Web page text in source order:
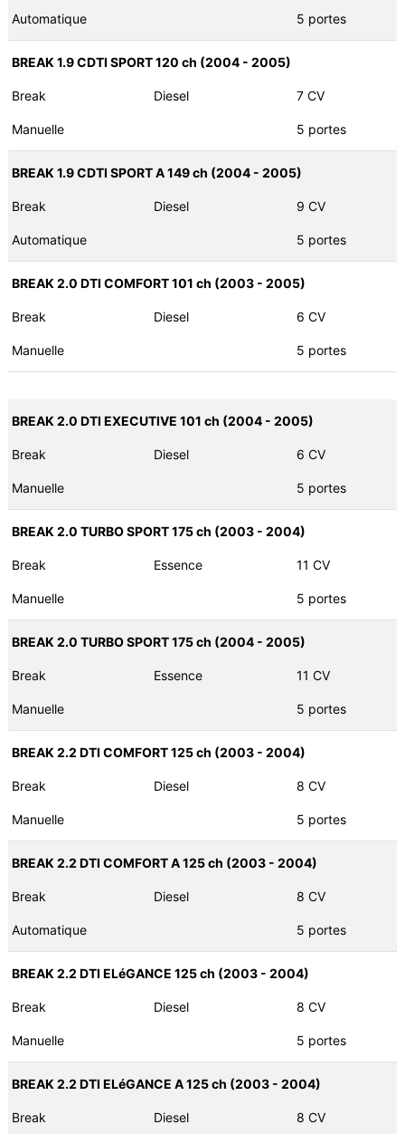
Automatique 5 portes
BREAK 1.9 CDTI SPORT 120 ch (2004 - 2005)
Break Diesel 7 CV
Manuelle 5 portes
BREAK 1.9 CDTI SPORT A 149 ch (2004 - 2005)
Break Diesel 9 CV
Automatique 5 portes
BREAK 2.0 DTI COMFORT 101 ch (2003 - 2005)
Break Diesel 6 CV
Manuelle 5 portes
BREAK 2.0 DTI EXECUTIVE 101 ch (2004 - 2005)
Break Diesel 6 CV
Manuelle 5 portes
BREAK 2.0 TURBO SPORT 175 ch (2003 - 2004)
Break Essence 11 CV
Manuelle 5 portes
BREAK 2.0 TURBO SPORT 175 ch (2004 - 2005)
Break Essence 11 CV
Manuelle 5 portes
BREAK 2.2 DTI COMFORT 125 ch (2003 - 2004)
Break Diesel 8 CV
Manuelle 5 portes
BREAK 2.2 DTI COMFORT A 125 ch (2003 - 2004)
Break Diesel 8 CV
Automatique 5 portes
BREAK 2.2 DTI ELéGANCE 125 ch (2003 - 2004)
Break Diesel 8 CV
Manuelle 5 portes
BREAK 2.2 DTI ELéGANCE A 125 ch (2003 - 2004)
Break Diesel 8 CV